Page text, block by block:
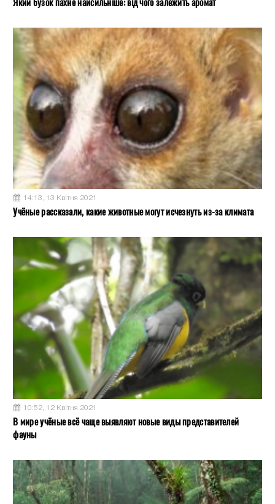
14:13, 13 Квітня 2021
Учёные рассказали, какие животные могут исчезнуть из-за климата
10:52, 12 Квітня 2021
В мире учёные всё чаще выявляют новые виды представителей
фауны